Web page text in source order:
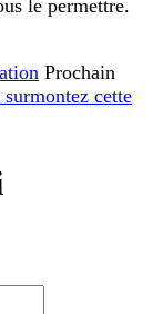
le permettre.
Prochain
cette